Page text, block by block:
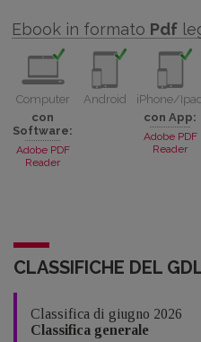
Ebook in formato Pdf
Computer
con
Software:
Adobe PDF
Reader
Android
iPhone/Ipad
con App:
Adobe PDF
Reader
CLASSIFICHE DEL
Classifica di giugno 2026
Classifica generale